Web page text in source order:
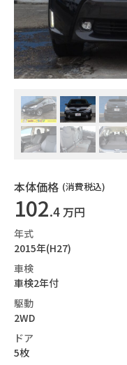
本体価格 (消費税込)
102.4万円
年式
2015年(H27)
車検
車検2年付
駆動
2WD
ドア
5枚